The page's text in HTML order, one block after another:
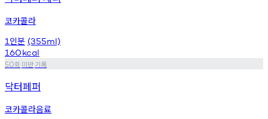
코카콜라
1 인분 (355ml)
160kcal
50회 미만기록
닥터페퍼
코카콜라음료